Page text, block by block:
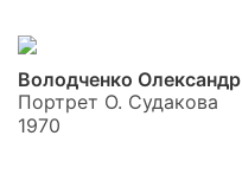
Володченко Олександр
Портрет О. Судакова
1970